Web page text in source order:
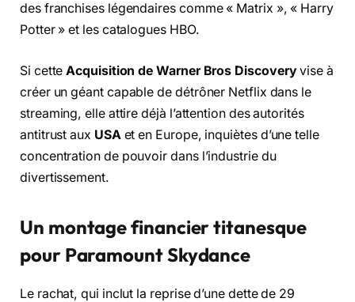
des franchises légendaires comme « Matrix », « Harry
Potter » et les catalogues HBO.
Si cetteAcquisition de Warner Bros Discoveryvise à
créer un géant capable de détrôner Netflix dans le
streaming, elle attire déjà l’attention des autorités
antitrust aux USA et en Europe, inquiètes d’une telle
concentration de pouvoir dans l’industrie du
divertissement.
Un montage financier titanesque
pour Paramount Skydance
Le rachat, qui inclut la reprise d’une dette de 29